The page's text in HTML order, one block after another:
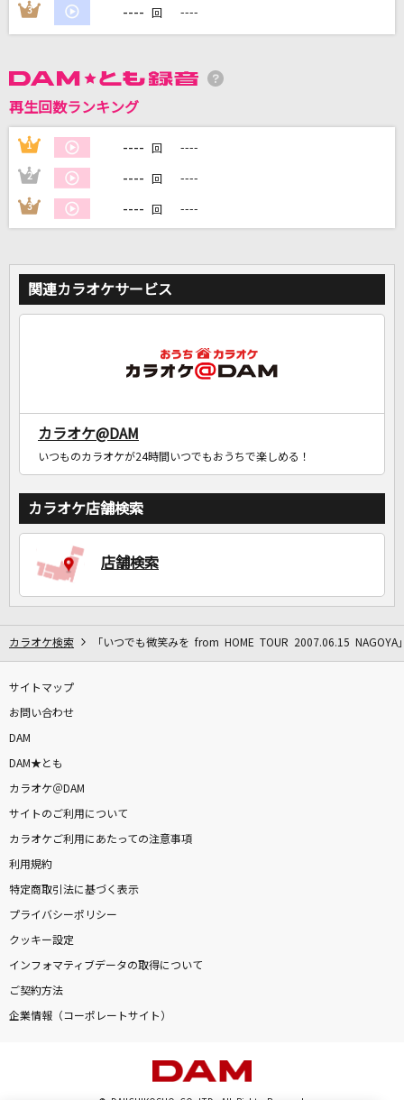
家族や友達と一緒に！練習にも！
3 ---- 回 ----
再生回数ランキング
1 ---- 回 ----
2 ---- 回 ----
3 ---- 回 ----
関連カラオケサービス
カラオケ@DAM
いつものカラオケが24時間いつでもおうちで楽しめる！
カラオケ店舗検索
店舗検索
カラオケ検索 「いつでも微笑みを from HOME TOUR 2007.06.15 NAGOYA
サイトマップ
お問い合わせ
DAM
DAM★とも
カラオケ＠DAM
サイトのご利用について
カラオケご利用にあたっての注意事項
利用規約
特定商取引法に基づく表示
プライバシーポリシー
クッキー設定
インフォマティブデータの取得について
ご契約方法
企業情報（コーポレートサイト）